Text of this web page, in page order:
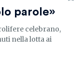
parole»
celebrano,
nella lotta ai